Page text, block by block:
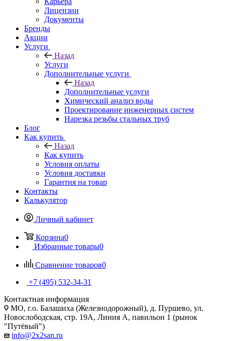
Лицензии
Документы
Бренды
Акции
Услуги
Назад
Услуги
Дополнительные услуги
Назад
Дополнительные услуги
Химический анализ воды
Проектирование инженерных систем
Нарезка резьбы стальных труб
Блог
Как купить
Назад
Как купить
Условия оплаты
Условия доставки
Гарантия на товар
Контакты
Калькулятор
Личный кабинет
Корзина0
Избранные товары0
Сравнение товаров0
+7 (495) 532‑34‑31
Контактная информация
МО, г.о. Балашиха (Железнодорожный), д. Пуршево, ул.
Новослободская, стр. 19А, Линия А, павильон 1 (рынок
"Путёвый")
info@2x2san.ru